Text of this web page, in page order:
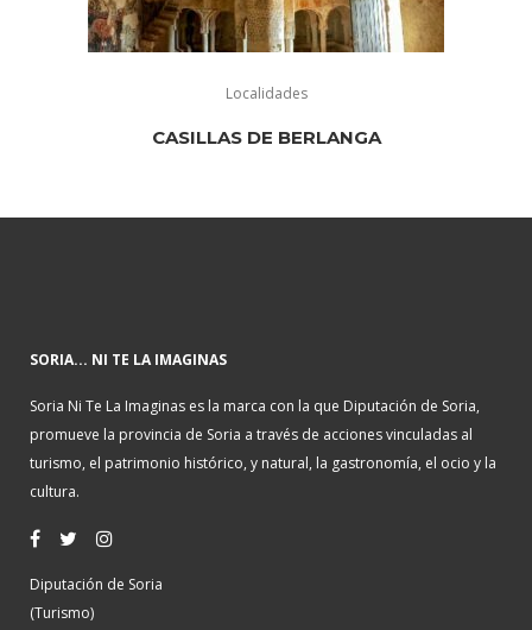
Localidades
CASILLAS DE BERLANGA
SORIA... NI TE LA IMAGINAS
Soria Ni Te La Imaginas es la marca con la que Diputación de Soria,
promueve la provincia de Soria a través de acciones vinculadas al
turismo, el patrimonio histórico, y natural, la gastronomía, el ocio y la
cultura.
Diputación de Soria
(Turismo)